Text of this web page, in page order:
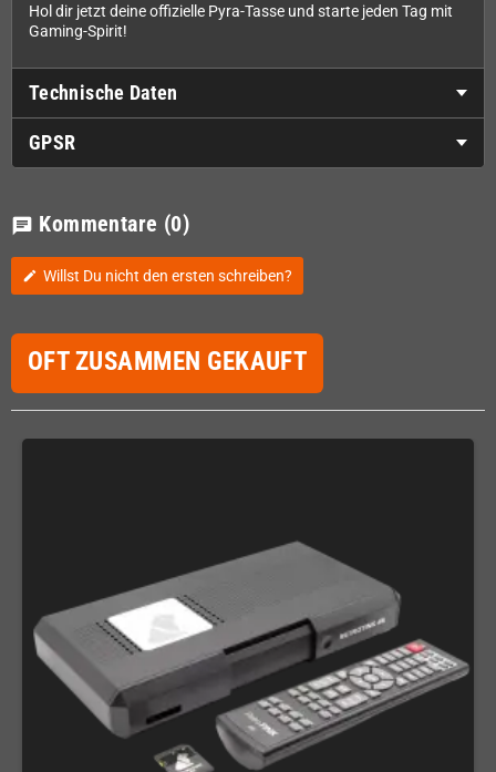
Hol dir jetzt deine offizielle Pyra-Tasse und starte jeden Tag mit
Gaming-Spirit!
Technische Daten
GPSR
chat Kommentare (0)
edit Willst Du nicht den ersten schreiben?
OFT ZUSAMMEN GEKAUFT